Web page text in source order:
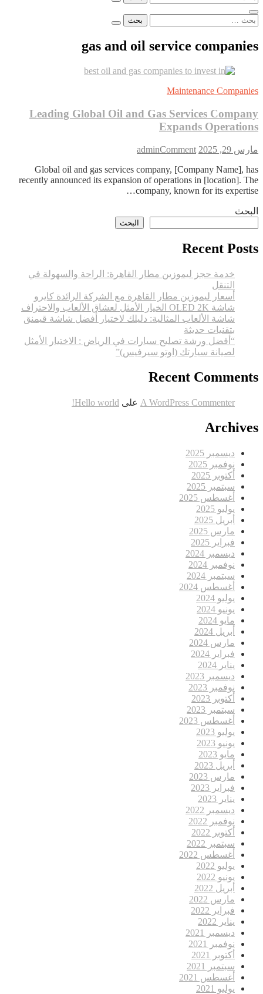
البحث
gas and oil service companies
Maintenance Companies
Leading Global Oil and Gas Services Company
Expands Operations
مارس 29, 2025 adminComment
on
Global
Oil
and
Company
Global oil and gas services company, [Company Name], has
recently announced its expansion of operations in [location]. The
company, known for its expertise…
البحث
البحث
Recent Posts
خدمة حجز ليموزين مطار القاهرة: الراحة والسهولة في
التنقل
أسعار ليموزين مطار القاهرة مع الشركة الرائدة كايرو
شاشة OLED 2K الخيار الأمثل لعشاق الألعاب والاحتراف
شاشة الألعاب المثالية: دليلك لاختيار أفضل شاشة قيمنق
بتقنيات حديثة
“أفضل ورشة تصليح سيارات في الرياض : الاختيار الأمثل
لصيانة سيارتك (اوتو سيرفيس)”
Recent Comments
A WordPress Commenter على Hello world!
Archives
ديسمبر 2025
نوفمبر 2025
أكتوبر 2025
سبتمبر 2025
أغسطس 2025
يوليو 2025
أبريل 2025
مارس 2025
فبراير 2025
ديسمبر 2024
نوفمبر 2024
سبتمبر 2024
أغسطس 2024
يوليو 2024
يونيو 2024
مايو 2024
أبريل 2024
مارس 2024
فبراير 2024
يناير 2024
ديسمبر 2023
نوفمبر 2023
أكتوبر 2023
سبتمبر 2023
أغسطس 2023
يوليو 2023
يونيو 2023
مايو 2023
أبريل 2023
مارس 2023
فبراير 2023
يناير 2023
ديسمبر 2022
نوفمبر 2022
أكتوبر 2022
سبتمبر 2022
أغسطس 2022
يوليو 2022
يونيو 2022
أبريل 2022
مارس 2022
فبراير 2022
يناير 2022
ديسمبر 2021
نوفمبر 2021
أكتوبر 2021
سبتمبر 2021
أغسطس 2021
يوليو 2021